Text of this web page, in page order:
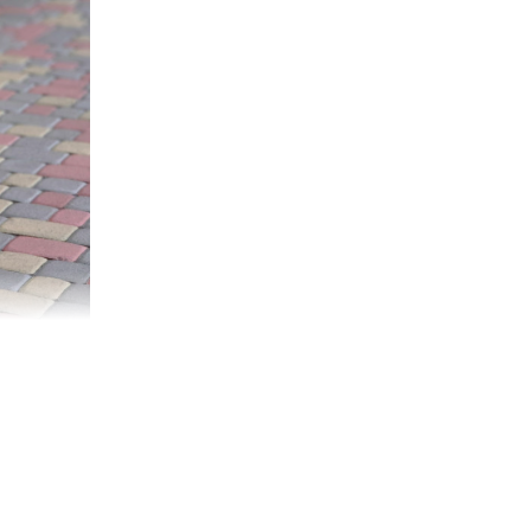
квадрику дизайнерская оптика и светодиодная